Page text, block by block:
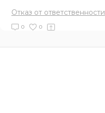
Отказ от ответственности
0 0